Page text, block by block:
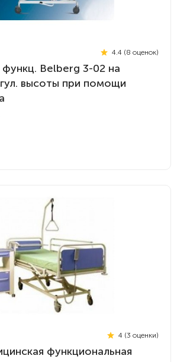
4.4 (8 оценок)
Belberg 3-02 на
высоты при помощи
4 (3 оценки)
функциональная